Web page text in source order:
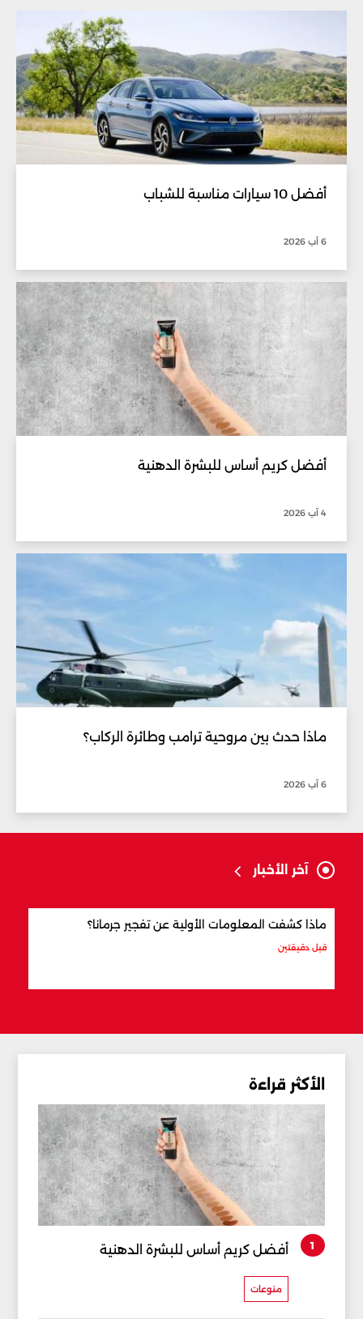
أفضل 10 سيارات مناسبة للشباب
6 آب 2026
أفضل كريم أساس للبشرة الدهنية
4 آب 2026
ماذا حدث بين مروحية ترامب وطائرة الركاب؟
6 آب 2026
آخر الأخبار
ماذا كشفت المعلومات الأولية عن تفجير جرمانا؟
قبل دقيقتين
الأكثر قراءة
1 أفضل كريم أساس للبشرة الدهنية
منوعات